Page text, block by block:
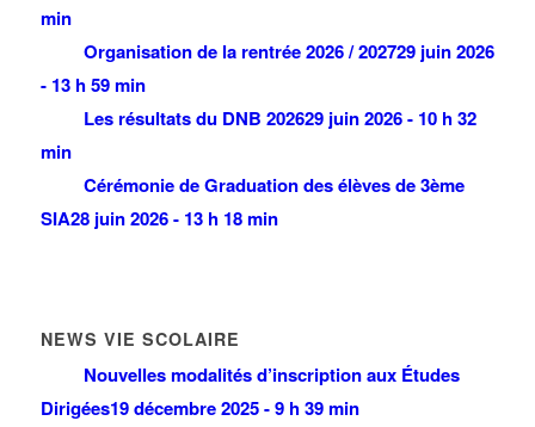
min
Organisation de la rentrée 2026 / 202729 juin 2026
- 13 h 59 min
Les résultats du DNB 202629 juin 2026 - 10 h 32
min
Cérémonie de Graduation des élèves de 3ème
SIA28 juin 2026 - 13 h 18 min
NEWS VIE SCOLAIRE
Nouvelles modalités d’inscription aux Études
Dirigées19 décembre 2025 - 9 h 39 min